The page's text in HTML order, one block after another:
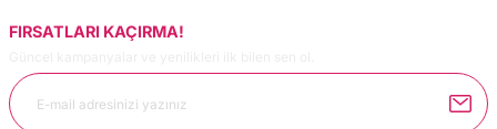
FIRSATLARI KAÇIRMA!